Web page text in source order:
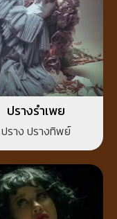
ปรางรำเพย
ปราง ปรางทิพย์